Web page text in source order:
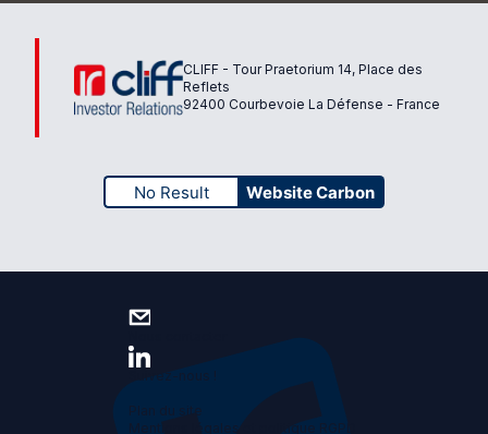
CLIFF - Tour Praetorium 14, Place des
Reflets
92400 Courbevoie La Défense - France
No Result Website Carbon